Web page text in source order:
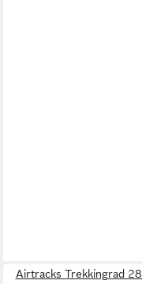
Airtracks Trekkingrad 28